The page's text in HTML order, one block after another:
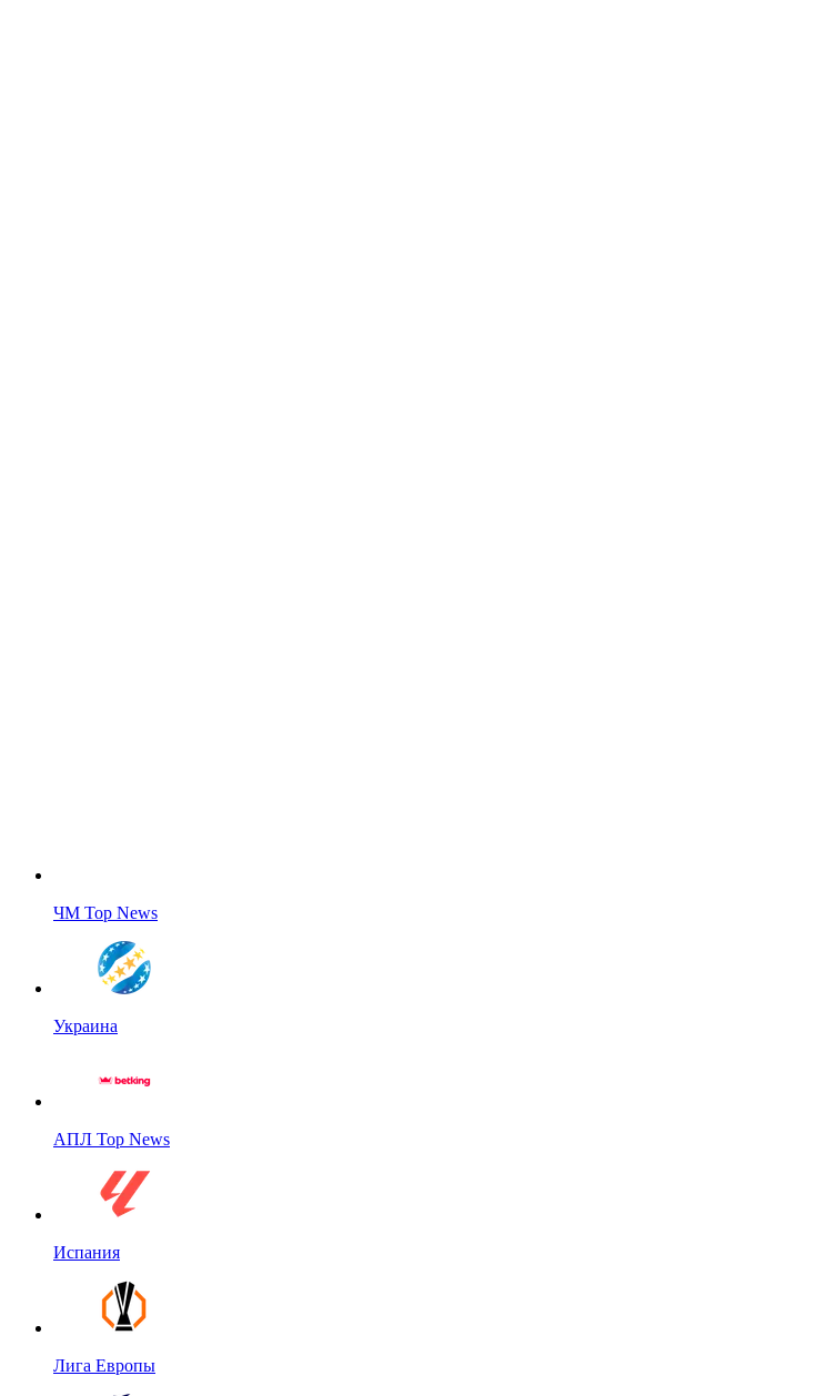
ЧМ Top News
Украина
АПЛ Top News
Испания
Лига Европы